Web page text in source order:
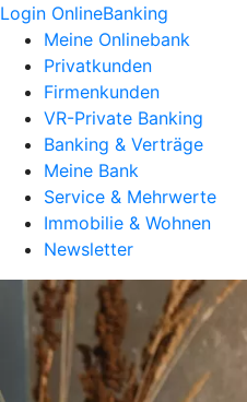
Login OnlineBanking
Meine Onlinebank
Privatkunden
Firmenkunden
VR-Private Banking
Banking & Verträge
Meine Bank
Service & Mehrwerte
Immobilie & Wohnen
Newsletter